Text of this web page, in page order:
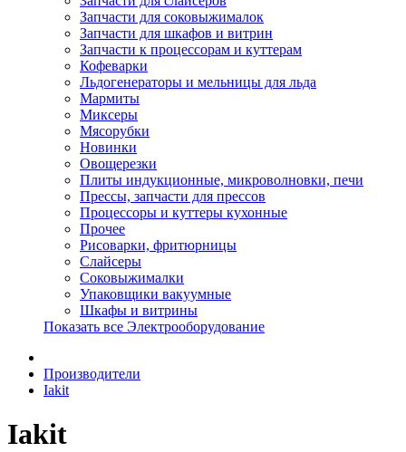
Запчасти для соковыжималок
Запчасти для шкафов и витрин
Запчасти к процессорам и куттерам
Кофеварки
Льдогенераторы и мельницы для льда
Мармиты
Миксеры
Мясорубки
Новинки
Овощерезки
Плиты индукционные, микроволновки, печи
Прессы, запчасти для прессов
Процессоры и куттеры кухонные
Прочее
Рисоварки, фритюрницы
Слайсеры
Соковыжималки
Упаковщики вакуумные
Шкафы и витрины
Показать все Электрооборудование
Производители
Iakit
Iakit